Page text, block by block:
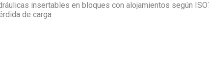
insertables en bloques con alojamientos según
de carga